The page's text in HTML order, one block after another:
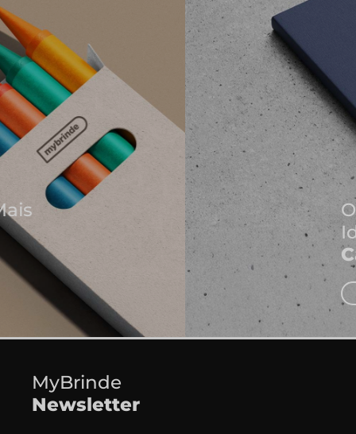
Onde Nascem As Melhores
Cadernos e Blocos de Notas
EXPLORAR CADERNOS
MyBrinde
Newsletter